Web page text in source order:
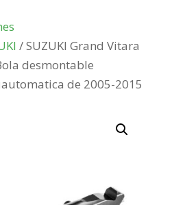
/ SUZUKI Grand Vitara
desmontable
de 2005-2015